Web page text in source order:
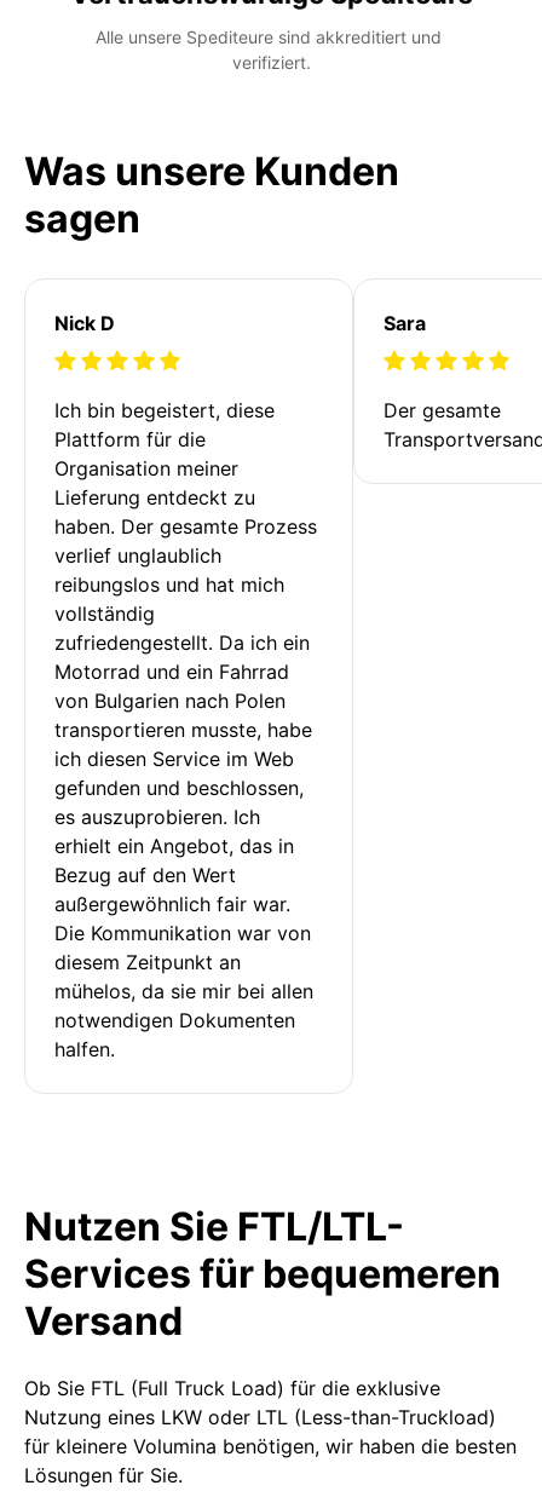
Alle unsere Spediteure sind akkreditiert und
verifiziert.
Was unsere Kunden
sagen
Nick D
Ich bin begeistert, diese
Plattform für die
Organisation meiner
Lieferung entdeckt zu
haben. Der gesamte Prozess
verlief unglaublich
reibungslos und hat mich
vollständig
zufriedengestellt. Da ich ein
Motorrad und ein Fahrrad
von Bulgarien nach Polen
transportieren musste, habe
ich diesen Service im Web
gefunden und beschlossen,
es auszuprobieren. Ich
erhielt ein Angebot, das in
Bezug auf den Wert
außergewöhnlich fair war.
Die Kommunikation war von
diesem Zeitpunkt an
mühelos, da sie mir bei allen
notwendigen Dokumenten
halfen.
Sara
Der gesamte
Nutzen Sie FTL/LTL-
Services für bequemeren
Versand
Ob Sie FTL (Full Truck Load) für die exklusive
Nutzung eines LKW oder LTL (Less-than-Truckload)
für kleinere Volumina benötigen, wir haben die besten
Lösungen für Sie.